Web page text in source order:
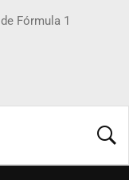
Fórmula 1